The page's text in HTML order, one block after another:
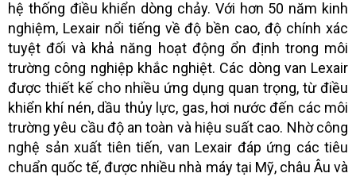
hệ thống điều khiển dòng chảy. Với hơn 50 năm kinh
nghiệm, Lexair nổi tiếng về độ bền cao, độ chính xác
tuyệt đối và khả năng hoạt động ổn định trong môi
trường công nghiệp khắc nghiệt. Các dòng van Lexair
được thiết kế cho nhiều ứng dụng quan trọng, từ điều
khiển khí nén, dầu thủy lực, gas, hơi nước đến các môi
trường yêu cầu độ an toàn và hiệu suất cao. Nhờ công
nghệ sản xuất tiên tiến, van Lexair đáp ứng các tiêu
chuẩn quốc tế, được nhiều nhà máy tại Mỹ, châu Âu và